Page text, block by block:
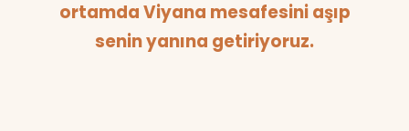
ortamda Viyana mesafesini aşıp
senin yanına getiriyoruz.